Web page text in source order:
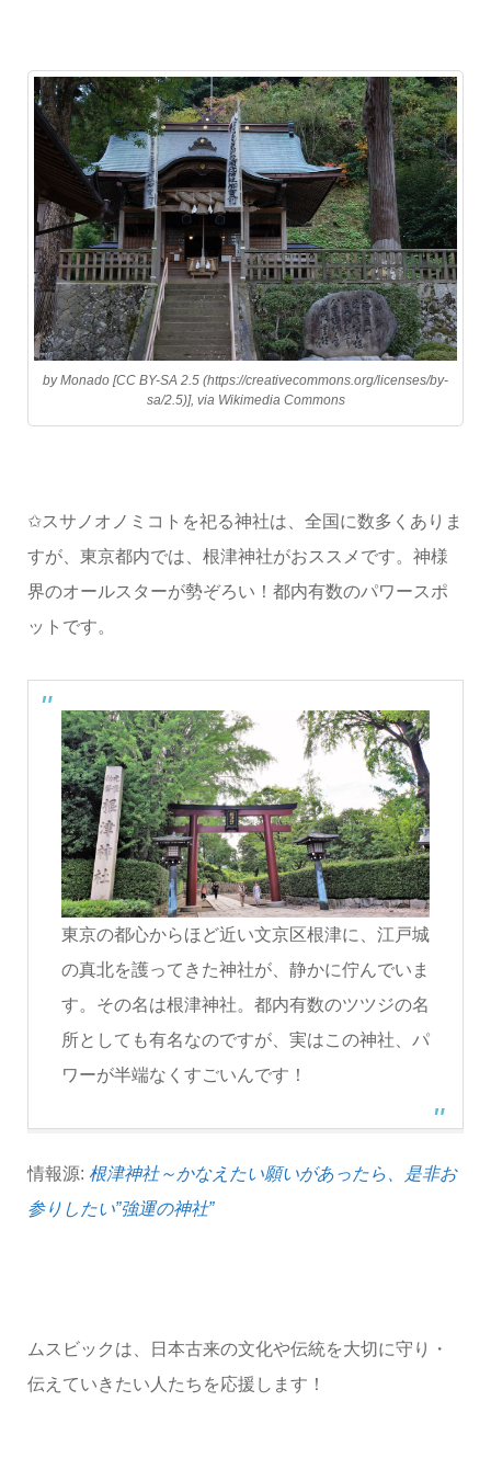
by Monado [CC BY-SA 2.5 (https://creativecommons.org/licenses/by-
sa/2.5)], via Wikimedia Commons
✩スサノオノミコトを祀る神社は、全国に数多くありま
すが、東京都内では、根津神社がおススメです。神様
界のオールスターが勢ぞろい！都内有数のパワースポ
ットです。
東京の都心からほど近い文京区根津に、江戸城
の真北を護ってきた神社が、静かに佇んでいま
す。その名は根津神社。都内有数のツツジの名
所としても有名なのですが、実はこの神社、パ
ワーが半端なくすごいんです！
情報源: 根津神社～かなえたい願いがあったら、是非お
参りしたい”強運の神社”
ムスビックは、日本古来の文化や伝統を大切に守り・
伝えていきたい人たちを応援します！